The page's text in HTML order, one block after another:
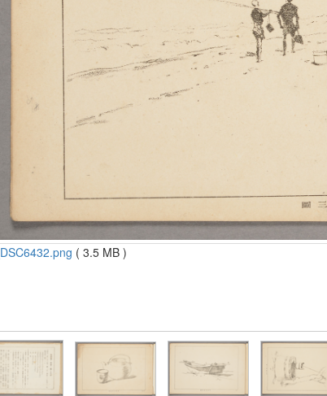
_DSC6432.png ( 3.5 MB )